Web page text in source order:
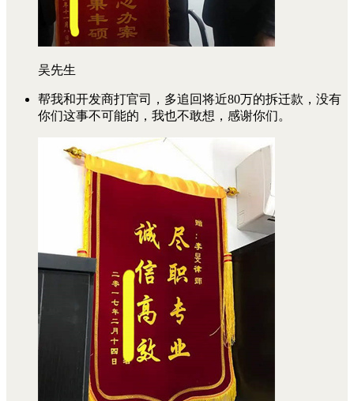
吴先生
帮我和开发商打官司，多追回将近80万的拆迁款，没有
你们这事不可能的，我也不敢想，感谢你们。